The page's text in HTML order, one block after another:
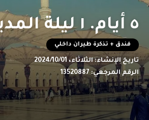
٥ أيام. ١ ليلة المدينة ٥* | ٢ ليلة مكة ٥* | ١ ليلة جدة ٥*
فندق + تذكرة طيران داخلي
تاريخ الإنشاء:الثلاثاء، 2024/10/01
الرقم المرجعي: 13520887